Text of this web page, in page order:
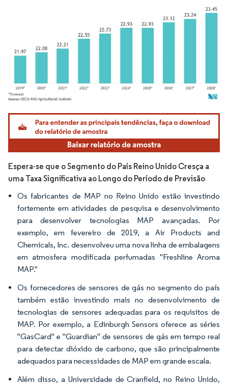
Imagem © Mordor Intelligence. O reuso requer atribuição conforme CC BY 4.0.
Espera-se que o Segmento do País Reino Unido Cresça a
uma Taxa Significativa ao Longo do Período de Previsão
Os fabricantes de MAP no Reino Unido estão investindo
fortemente em atividades de pesquisa e desenvolvimento
para desenvolver tecnologias MAP avançadas. Por
exemplo, em fevereiro de 2019, a Air Products and
Chemicals, Inc. desenvolveu uma nova linha de embalagens
em atmosfera modificada perfumadas "Freshline Aroma
MAP."
Os fornecedores de sensores de gás no segmento do país
também estão investindo mais no desenvolvimento de
tecnologias de sensores adequadas para os requisitos de
MAP. Por exemplo, a Edinburgh Sensors oferece as séries
"GasCard" e "Guardian" de sensores de gás em tempo real
para detectar dióxido de carbono, que são principalmente
adequados para necessidades de MAP em grande escala.
Além disso, a Universidade de Cranfield, no Reino Unido,